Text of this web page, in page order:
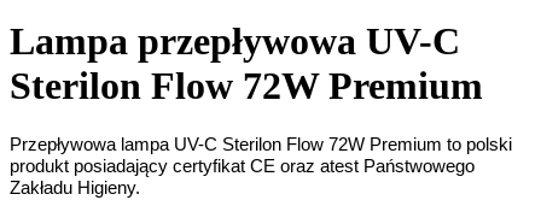
Lampa przepływowa UV-C
Sterilon Flow 72W Premium
Przepływowa lampa UV-C Sterilon Flow 72W Premium to polski
produkt posiadający certyfikat CE oraz atest Państwowego
Zakładu Higieny.